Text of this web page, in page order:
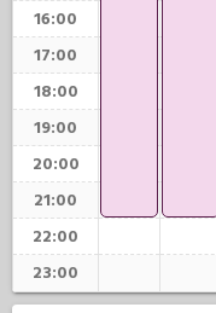
16:00
17:00
18:00
19:00
20:00
21:00
22:00
23:00